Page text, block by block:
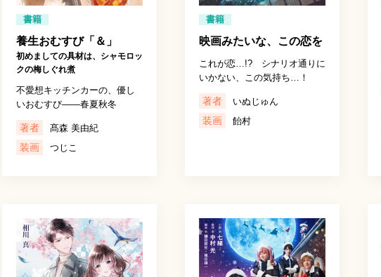
書籍
養生おむすび「＆」
初めましての具材は、シャモロッ
クの梅しぐれ煮
不愛想キッチンカーの、優し
いおむすび――春夏秋冬
著者 髙森 美由紀
装画 つじこ
書籍
映画みたいな、この恋を
これが恋…!? シナリオ通りに
いかない、この気持ち…！
著者 いぬじゅん
装画 飴村